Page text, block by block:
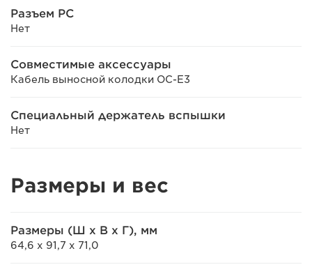
Разъем PC
Нет
Совместимые аксессуары
Кабель выносной колодки OC-E3
Специальный держатель вспышки
Нет
Размеры и вес
Размеры (Ш x В x Г), мм
64,6 x 91,7 x 71,0